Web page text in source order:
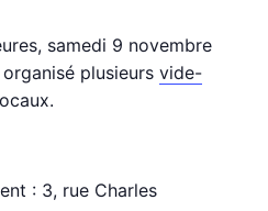
samedi 9 novembre
plusieursvide-
: 3, rue Charles